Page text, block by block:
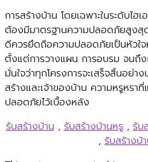
การสร้างบ้าน โดยเฉพาะในระดับไฮ
ต้องมีมาตรฐานความปลอดภัยสูงสุ
ดีควรยึดถือความปลอดภัยเป็นหัวใ
ตั้งแต่การวางแผน การอบรม จนถึ
มั่นใจว่าทุกโครงการจะเสร็จสิ้นอย่
สร้างและเจ้าของบ้าน ความหรูหรา
ปลอดภัยไว้เบื้องหลัง
รับสร้างบ้าน,รับสร้างบ้านหรู,รับ
, รับสร้างบ้